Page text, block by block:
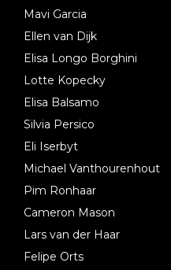
Mavi Garcia
Ellen van Dijk
Elisa Longo Borghini
Lotte Kopecky
Elisa Balsamo
Silvia Persico
Eli Iserbyt
Michael Vanthourenhout
Pim Ronhaar
Cameron Mason
Lars van der Haar
Felipe Orts